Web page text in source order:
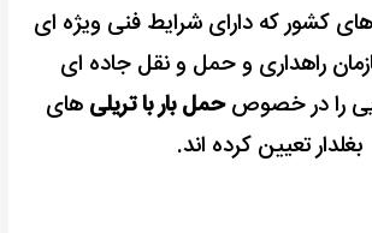
کشور که دارای شرایط فنی ویژه ای
راهداری و حمل و نقل جاده ای
را در خصوصحمل بار با تریلی های
بغلدار تعیین کرده اند.